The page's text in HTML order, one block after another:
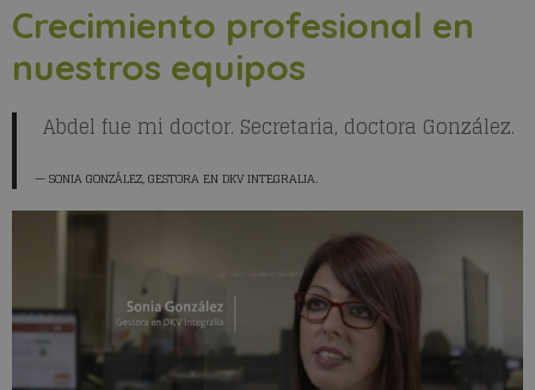
Crecimiento profesional en
nuestros equipos
Abdel fue mi doctor. Secretaria, doctora González.
SONIA GONZÁLEZ, GESTORA EN DKV INTEGRALIA.